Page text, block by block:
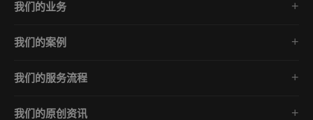
我们的业务
勒索病毒数据恢复
数据库修复
企业安全防护
我们的案例
Phobos家族
Mallox家族
我们的服务流程
免费咨询/数据诊断分析
我们的原创资讯